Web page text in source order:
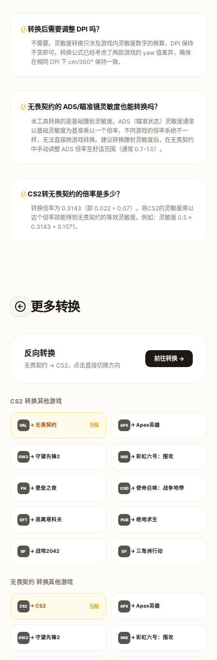
Q.转换后需要调整 DPI 吗？
不需要。灵敏度转换只涉及游戏内灵敏度数字的换算，DPI 保持
不变即可。转换公式已经考虑了两款游戏的 yaw 值差异，确保
在相同 DPI 下 cm/360° 保持一致。
Q.无畏契约的 ADS/瞄准镜灵敏度也能转换吗？
本工具转换的是基础腰射灵敏度。ADS（瞄准状态）灵敏度通常
以基础灵敏度为基准乘以一个倍率，不同游戏的倍率系统不一
样，无法直接跨游戏转换。建议转换腰射灵敏度后，在无畏契约
中手动调整 ADS 倍率至舒适范围（通常 0.7-1.0）。
Q.CS2转无畏契约的倍率是多少？
转换倍率为 0.3143（即 0.022 ÷ 0.07）。将CS2的灵敏度乘以
这个倍率就能得到无畏契约的等效灵敏度。例如：灵敏度 0.5 ×
0.3143 = 0.1571。
更多转换
反向转换
无畏契约 → CS2，点击直接切换方向
前往转换 →
CS2 转换其他游戏
VAL → 无畏契约 当前 APX → Apex英雄
OW2 → 守望先锋2 R6S → 彩虹六号：围攻
FN → 堡垒之夜 COD → 使命召唤：战争地带
EFT → 逃离塔科夫 PUB → 绝地求生
BF → 战地2042 DF → 三角洲行动
无畏契约 转换其他游戏
CS2 → CS2 当前 APX → Apex英雄
OW2 → 守望先锋2 R6S → 彩虹六号：围攻